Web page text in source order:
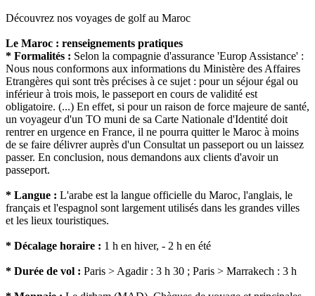
Découvrez nos voyages de golf au Maroc
Le Maroc : renseignements pratiques
* Formalités : Selon la compagnie d'assurance 'Europ Assistance' :
Nous nous conformons aux informations du Ministère des Affaires
Etrangères qui sont très précises à ce sujet : pour un séjour égal ou
inférieur à trois mois, le passeport en cours de validité est
obligatoire. (...) En effet, si pour un raison de force majeure de santé,
un voyageur d'un TO muni de sa Carte Nationale d'Identité doit
rentrer en urgence en France, il ne pourra quitter le Maroc à moins
de se faire délivrer auprès d'un Consultat un passeport ou un laissez
passer. En conclusion, nous demandons aux clients d'avoir un
passeport.
* Langue : L'arabe est la langue officielle du Maroc, l'anglais, le
français et l'espagnol sont largement utilisés dans les grandes villes
et les lieux touristiques.
* Décalage horaire : 1 h en hiver, - 2 h en été
* Durée de vol : Paris > Agadir : 3 h 30 ; Paris > Marrakech : 3 h